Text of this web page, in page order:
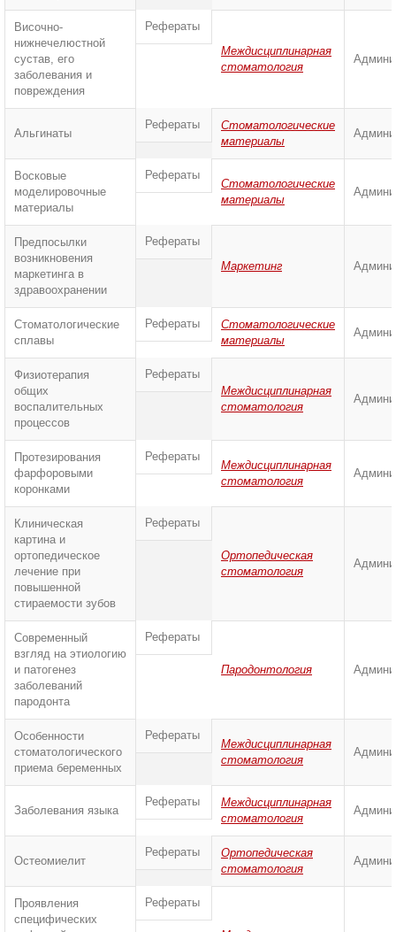
Височно-
нижнечелюстной
сустав, его
заболевания и
повреждения
Рефераты
Междисциплинарная
стоматология
Альгинаты
Рефераты
Стоматологические
материалы
Восковые
моделировочные
материалы
Рефераты
Стоматологические
материалы
Предпосылки
возникновения
маркетинга в
здравоохранении
Рефераты
Маркетинг
Стоматологические
сплавы
Рефераты
Стоматологические
материалы
Физиотерапия
общих
воспалительных
процессов
Рефераты
Междисциплинарная
стоматология
Протезирования
фарфоровыми
коронками
Рефераты
Междисциплинарная
стоматология
Клиническая
картина и
ортопедическое
лечение при
повышенной
стираемости зубов
Рефераты
Ортопедическая
стоматология
Современный
взгляд на этиологию
и патогенез
заболеваний
пародонта
Рефераты
Пародонтология
Особенности
стоматологического
приема беременных
Рефераты
Междисциплинарная
стоматология
Заболевания языка
Рефераты
Междисциплинарная
стоматология
Остеомиелит
Рефераты
Ортопедическая
стоматология
Проявления
специфических
Рефераты